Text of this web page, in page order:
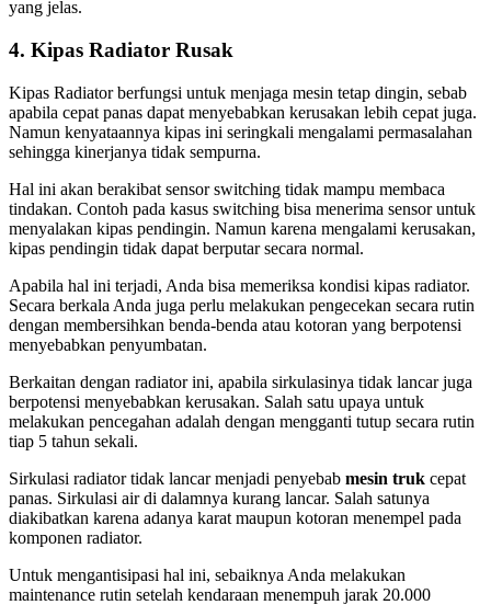
yang jelas.
4. Kipas Radiator Rusak
Kipas Radiator berfungsi untuk menjaga mesin tetap dingin, sebab
apabila cepat panas dapat menyebabkan kerusakan lebih cepat juga.
Namun kenyataannya kipas ini seringkali mengalami permasalahan
sehingga kinerjanya tidak sempurna.
Hal ini akan berakibat sensor switching tidak mampu membaca
tindakan. Contoh pada kasus switching bisa menerima sensor untuk
menyalakan kipas pendingin. Namun karena mengalami kerusakan,
kipas pendingin tidak dapat berputar secara normal.
Apabila hal ini terjadi, Anda bisa memeriksa kondisi kipas radiator.
Secara berkala Anda juga perlu melakukan pengecekan secara rutin
dengan membersihkan benda-benda atau kotoran yang berpotensi
menyebabkan penyumbatan.
Berkaitan dengan radiator ini, apabila sirkulasinya tidak lancar juga
berpotensi menyebabkan kerusakan. Salah satu upaya untuk
melakukan pencegahan adalah dengan mengganti tutup secara rutin
tiap 5 tahun sekali.
Sirkulasi radiator tidak lancar menjadi penyebab mesin truk cepat
panas. Sirkulasi air di dalamnya kurang lancar. Salah satunya
diakibatkan karena adanya karat maupun kotoran menempel pada
komponen radiator.
Untuk mengantisipasi hal ini, sebaiknya Anda melakukan
maintenance rutin setelah kendaraan menempuh jarak 20.000